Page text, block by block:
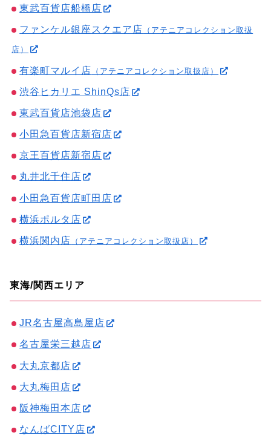
東武百貨店船橋店
ファンケル銀座スクエア店 （アテニアコレクション取扱
店）
有楽町マルイ店 （アテニアコレクション取扱店）
渋谷ヒカリエ ShinQs店
東武百貨店池袋店
小田急百貨店新宿店
京王百貨店新宿店
丸井北千住店
小田急百貨店町田店
横浜ポルタ店
横浜関内店 （アテニアコレクション取扱店）
東海/関西エリア
JR名古屋高島屋店
名古屋栄三越店
大丸京都店
大丸梅田店
阪神梅田本店
なんばCITY店